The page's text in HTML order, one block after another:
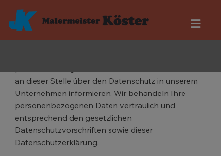
Wir, Joachim Köster Maler u. Lackierwerkstatt
(nachfolgend gemeinsam „
„Unternehmen“, „Verantwortlicher”, „wir“ oder
an dieser Stelle über den Datenschutz in unserem
Unternehmen informieren. Wir behandeln Ihre
personenbezogenen Daten vertraulich und
entsprechend den gesetzlichen
Datenschutzvorschriften sowie dieser
Datenschutzerklärung.